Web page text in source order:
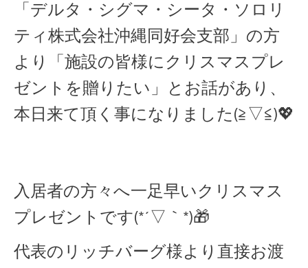
「デルタ・シグマ・シータ・ソロリ
ティ株式会社沖縄同好会支部」の方
より「施設の皆様にクリスマスプレ
ゼントを贈りたい」とお話があり、
本日来て頂く事になりました(≧▽≦)💖
入居者の方々へ一足早いクリスマス
プレゼントです(*´▽｀*)🎁
代表のリッチバーグ様より直接お渡